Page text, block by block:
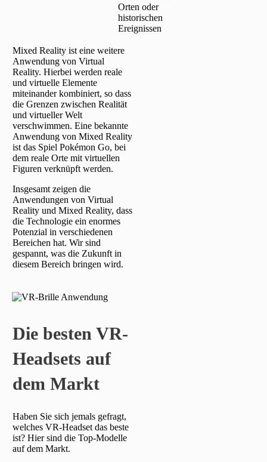
Orten oder
historischen
Ereignissen
Mixed Reality ist eine weitere
Anwendung von Virtual
Reality. Hierbei werden reale
und virtuelle Elemente
miteinander kombiniert, so dass
die Grenzen zwischen Realität
und virtueller Welt
verschwimmen. Eine bekannte
Anwendung von Mixed Reality
ist das Spiel Pokémon Go, bei
dem reale Orte mit virtuellen
Figuren verknüpft werden.
Insgesamt zeigen die
Anwendungen von Virtual
Reality und Mixed Reality, dass
die Technologie ein enormes
Potenzial in verschiedenen
Bereichen hat. Wir sind
gespannt, was die Zukunft in
diesem Bereich bringen wird.
Die besten VR-
Headsets auf
dem Markt
Haben Sie sich jemals gefragt,
welches VR-Headset das beste
ist? Hier sind die Top-Modelle
auf dem Markt.